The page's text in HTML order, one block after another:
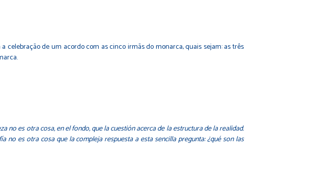
celebração de um acordo com as cinco irmãs do monarca, quais sejam: as três
no es otra cosa, en el fondo, que la cuestión acerca de la estructura de la realidad.
es otra cosa que la compleja respuesta a esta sencilla pregunta: ¿qué son las